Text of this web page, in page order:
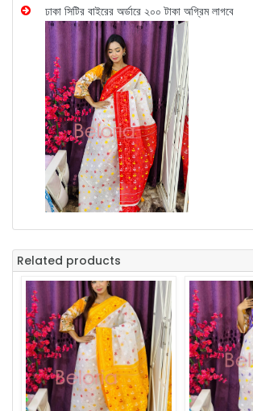
ঢাকা সিটির বাইরের অর্ডারে ২০০ টাকা অগ্রিম লাগবে
Related products